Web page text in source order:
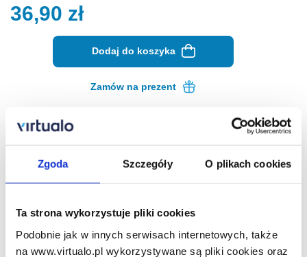
Zgoda Szczegóły O plikach cookies
Ta strona wykorzystuje pliki cookies
Podobnie jak w innych serwisach internetowych, także
na www.virtualo.pl wykorzystywane są pliki cookies oraz
36,90 zł
Dodaj do koszyka
Zamów na prezent
Opis ebooka Szczegóły
Ukryta wyrocznia - ebook
Czyniąc go śmiertelnikiem.